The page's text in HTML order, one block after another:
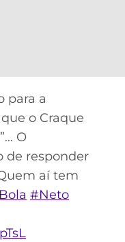
para a
o Craque
O
de responder
aí tem
#Neto